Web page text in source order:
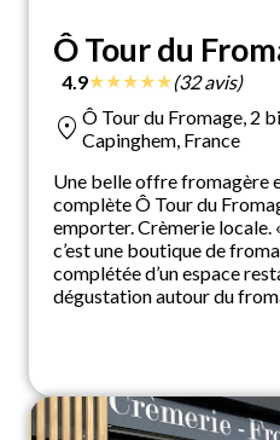
Ô Tour du
4.9★★★★★(32 avis)
location_on Ô Tour du Fromage, 2
Capinghem, France
Une belle offre fromagère
complète Ô Tour du
emporter. Crèmerie locale.
c’est une boutique de
complétée d’un espace
dégustation autour du